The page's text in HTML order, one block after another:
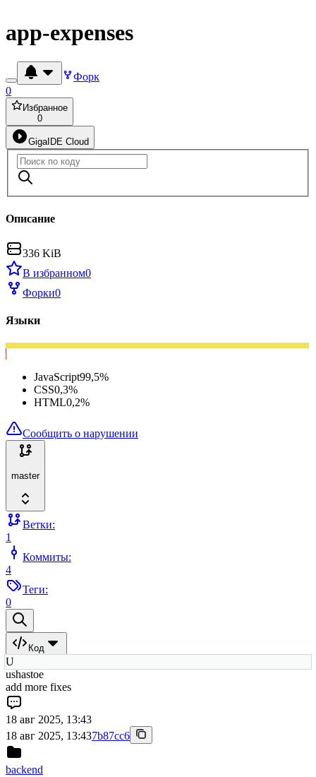
app-expenses
Форк
0
Избранное
0
GigaIDE Cloud
Описание
336 KiB
В избранном0
Форки0
Языки
JavaScript99,5%
CSS0,3%
HTML0,2%
Сообщить о нарушении
master
Ветки:
1
Коммиты:
4
Теги:
0
Код
U
ushastoe
add more fixes
18 авг 2025, 13:43
18 авг 2025, 13:437b87cc6
backend